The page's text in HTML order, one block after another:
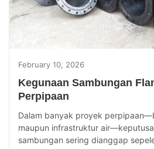
February 10, 2026
Kegunaan Sambungan
Perpipaan
Dalam banyak proyek
maupun infrastruktur
sambungan sering dianggap